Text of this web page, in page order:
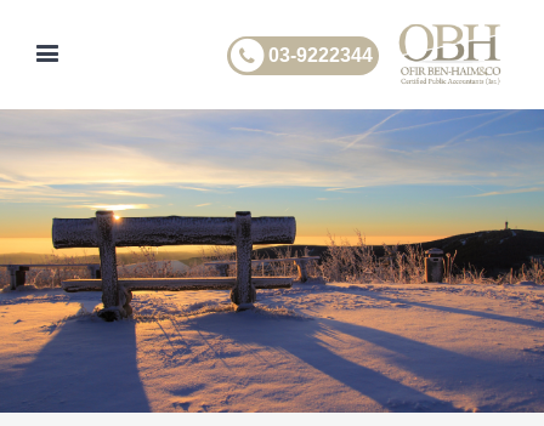
03-9222344